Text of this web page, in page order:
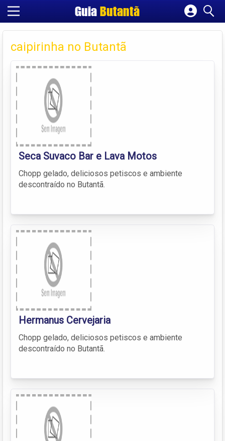
GuiaButantã
Cadastrar empresa
Fazer login
Criar conta
caipirinha no Butantã
Seca Suvaco Bar e Lava Motos
Chopp gelado, deliciosos petiscos e ambiente
descontraído no Butantã.
Hermanus Cervejaria
Chopp gelado, deliciosos petiscos e ambiente
descontraído no Butantã.